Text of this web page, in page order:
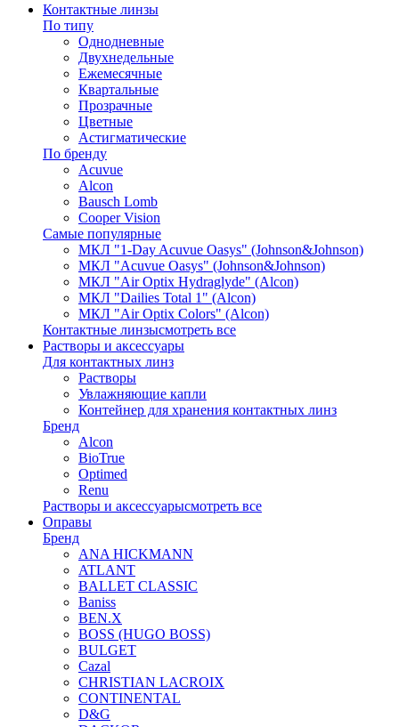
Контактные линзы
По типу
Однодневные
Двухнедельные
Ежемесячные
Квартальные
Прозрачные
Цветные
Астигматические
По бренду
Acuvue
Alcon
Bausch Lomb
Cooper Vision
Самые популярные
МКЛ "1-Day Acuvue Oasys" (Johnson&Johnson)
МКЛ "Acuvue Oasys" (Johnson&Johnson)
МКЛ "Air Optix Hydraglyde" (Alcon)
МКЛ "Dailies Total 1" (Alcon)
МКЛ "Air Optix Colors" (Alcon)
Контактные линзысмотреть все
Растворы и аксессуары
Для контактных линз
Растворы
Увлажняющие капли
Контейнер для хранения контактных линз
Бренд
Alcon
BioTrue
Optimed
Renu
Растворы и аксессуарысмотреть все
Оправы
Бренд
ANA HICKMANN
ATLANT
BALLET CLASSIC
Baniss
BEN.X
BOSS (HUGO BOSS)
BULGET
Cazal
CHRISTIAN LACROIX
CONTINENTAL
D&G